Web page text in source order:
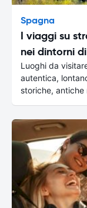
Spagna
I viaggi su
nei dintorni
Luoghi da
autentica,
storiche,